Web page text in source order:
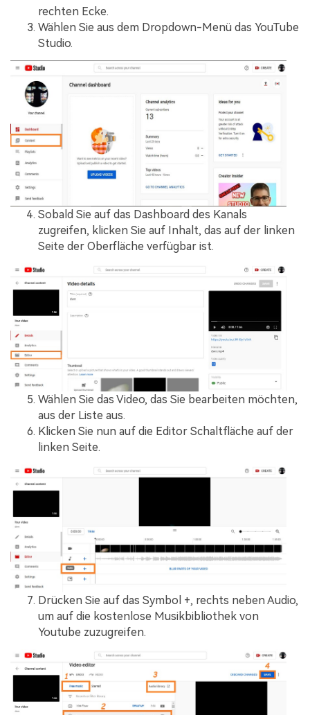
rechten Ecke.
Wählen Sie aus dem Dropdown-Menü das YouTube
Studio.
Sobald Sie auf das Dashboard des Kanals
zugreifen, klicken Sie auf Inhalt, das auf der linken
Seite der Oberfläche verfügbar ist.
Wählen Sie das Video, das Sie bearbeiten möchten,
aus der Liste aus.
Klicken Sie nun auf die Editor Schaltfläche auf der
linken Seite.
Drücken Sie auf das Symbol +, rechts neben Audio,
um auf die kostenlose Musikbibliothek von
Youtube zuzugreifen.